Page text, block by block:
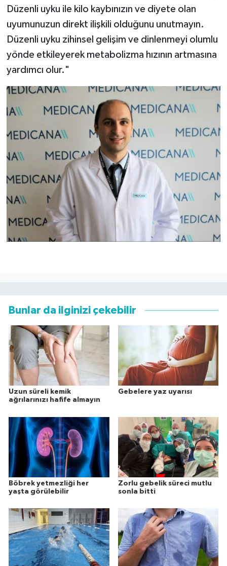
Düzenli uyku ile kilo kaybınızın ve diyete olan
uyumunuzun direkt ilişkili olduğunu unutmayın.
Düzenli uyku zihinsel gelişim ve dinlenmeyi olumlu
yönde etkileyerek metabolizma hızının artmasına
yardımcı olur."
Bunlar da ilginizi çekebilir
Uzun süreli kemik
ağrılarınızı hafife almayın
Gebelere yaz uyarısı
Böbrek yetmezliği her
yaşta görülebilir
Zorlu gebelik süreci mutlu
sonla bitti